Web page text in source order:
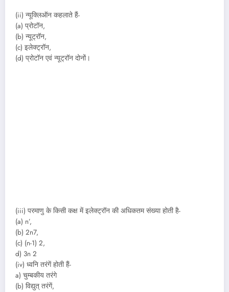
(ii) न्यूक्लिऑन कहलाते हैं-
(a) प्रोटॉन,
(b) न्यूट्रॉन,
(c) इलेक्ट्रॉन,
(d) प्रोटॉन एवं न्यूट्रॉन दोनों।
(iii) परमाणु के किसी कक्ष में इलेक्ट्रॉन की अधिकतम संख्या होती है-
(a) n’,
(b) 2n7,
(c) (n-1) 2,
d) 3n 2
(iv) ध्वनि तरंगें होती हैं-
a) चुम्बकीय तरंगे
(b) विद्युत् तरंगें,